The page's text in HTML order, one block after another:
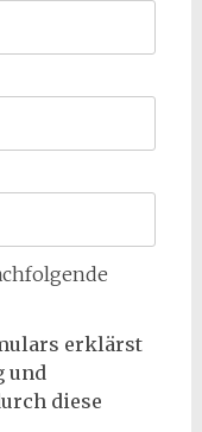
erklärst
und
diese